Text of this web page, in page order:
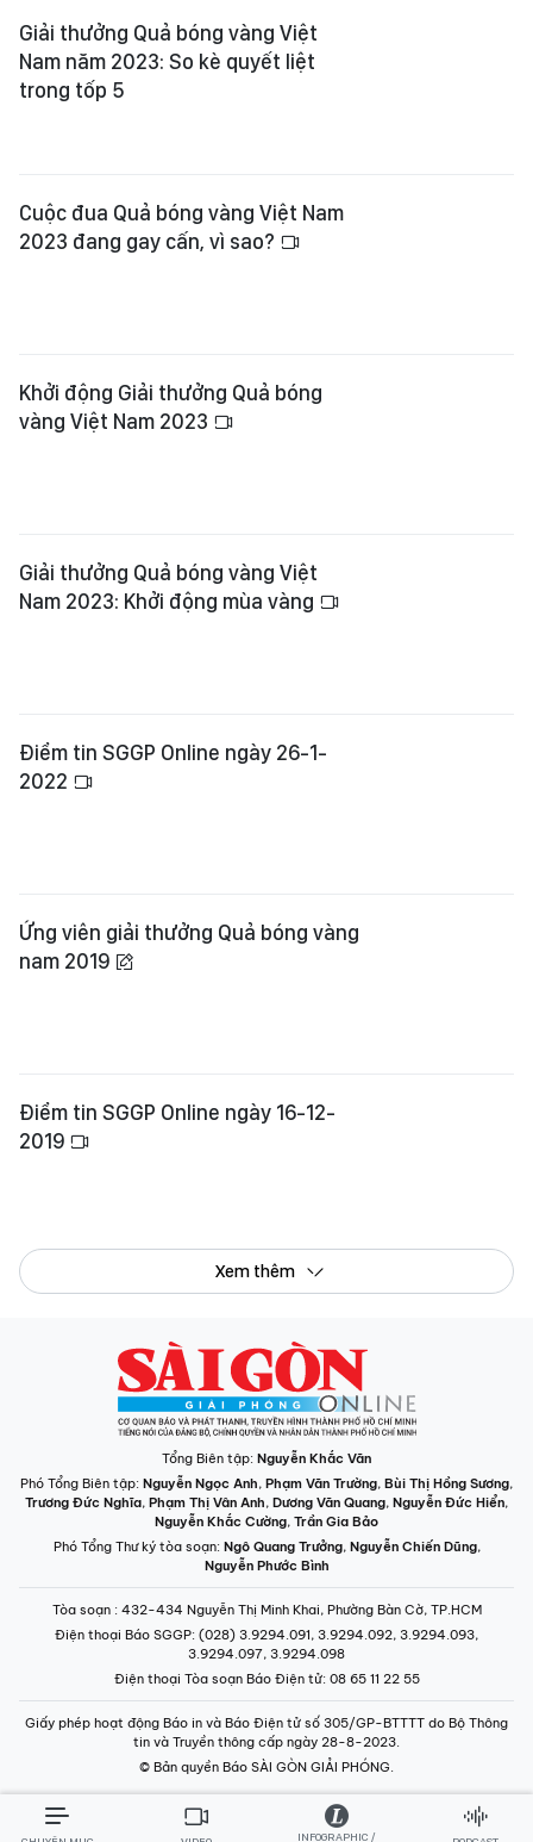
Giải thưởng Quả bóng vàng Việt
Nam năm 2023: So kè quyết liệt
trong tốp 5
Cuộc đua Quả bóng vàng Việt Nam
2023 đang gay cấn, vì sao?
Khởi động Giải thưởng Quả bóng
vàng Việt Nam 2023
Giải thưởng Quả bóng vàng Việt
Nam 2023: Khởi động mùa vàng
Điểm tin SGGP Online ngày 26-1-
2022
Ứng viên giải thưởng Quả bóng vàng
nam 2019
Điểm tin SGGP Online ngày 16-12-
2019
Xem thêm
Tổng Biên tập: Nguyễn Khắc Văn
Phó Tổng Biên tập: Nguyễn Ngọc Anh, Phạm Văn Trường, Bùi Thị Hồng Sương,
Trương Đức Nghĩa, Phạm Thị Vân Anh, Dương Văn Quang, Nguyễn Đức Hiển,
Nguyễn Khắc Cường, Trần Gia Bảo
Phó Tổng Thư ký tòa soạn: Ngô Quang Trưởng, Nguyễn Chiến Dũng,
Nguyễn Phước Bình
Tòa soạn : 432-434 Nguyễn Thị Minh Khai, Phường Bàn Cờ, TP.HCM
Điện thoại Báo SGGP: (028) 3.9294.091, 3.9294.092, 3.9294.093,
3.9294.097, 3.9294.098
Điện thoại Tòa soạn Báo Điện tử: 08 65 11 22 55
Giấy phép hoạt động Báo in và Báo Điện tử số 305/GP-BTTTT do Bộ Thông
tin và Truyền thông cấp ngày 28-8-2023.
© Bản quyền Báo SÀI GÒN GIẢI PHÓNG.
INFOGRAPHIC /